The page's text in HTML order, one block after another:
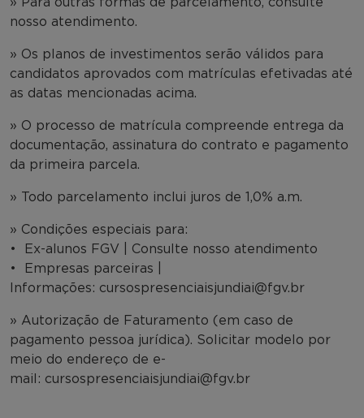
nosso atendimento.
» Os planos de investimentos serão válidos para
candidatos aprovados com matrículas efetivadas até
as datas mencionadas acima.
» O processo de matrícula compreende entrega da
documentação, assinatura do contrato e pagamento
da primeira parcela.
» Todo parcelamento inclui juros de 1,0% a.m.
» Condições especiais para:
• Ex-alunos FGV | Consulte nosso atendimento
• Empresas parceiras |
Informações: cursospresenciaisjundiai@fgv.br
» Autorização de Faturamento (em caso de
pagamento pessoa jurídica). Solicitar modelo por
meio do endereço de e-
mail: cursospresenciaisjundiai@fgv.br